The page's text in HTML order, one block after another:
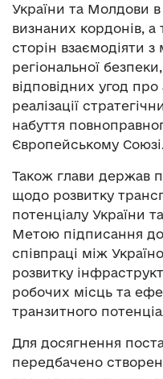
України та Молдови
визнаних кордонів, а
сторін взаємодіяти
регіональної
відповідних угод
реалізації
набуття
Європейському
Також глави держав
щодо розвитку
потенціалу України
Метою підписання
співпраці між
розвитку
робочих місць та
транзитного
Для досягнення
передбачено